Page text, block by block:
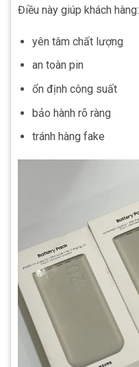
Điều này giúp khách hàng:
yên tâm chất lượng
an toàn pin
ổn định công suất
bảo hành rõ ràng
tránh hàng fake